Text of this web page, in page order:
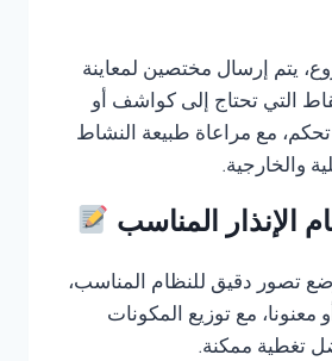
يتم إرسال مختصين لمعاينة
التي تحتاج إلى كواشف أو
مع مراعاة طبيعة النشاط
والخارجية.
وضع تصور دقيق للنظام المناسب،
معنونا، مع توزيع المكونات
تغطية ممكنة.